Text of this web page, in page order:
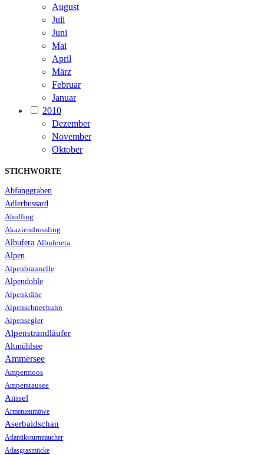
August
Juli
Juni
Mai
April
März
Februar
Januar
2010
Dezember
November
Oktober
STICHWORTE
Abfanggraben
Adlerbussard
Aholfing
Akaziendrossling
Albufera Albufereta
Alpen
Alpenbraunelle
Alpendohle
Alpenkrähe
Alpenschneehuhn
Alpensegler
Alpenstrandläufer
Altmühlsee
Ammersee
Ampermoos
Amperstausee
Amsel
Armenienmöwe
Aserbaidschan
Atlantiksturmtaucher
Atlasgrasmücke